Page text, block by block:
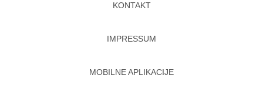
KONTAKT
IMPRESSUM
MOBILNE APLIKACIJE